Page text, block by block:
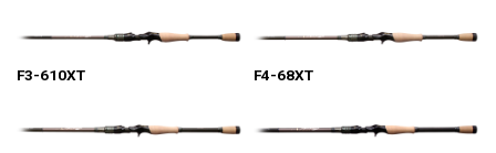
F3-610XT F4-68XT